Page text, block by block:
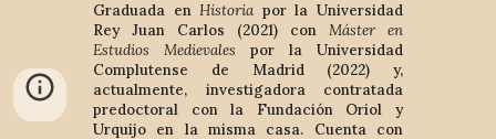
Graduada enHistoriapor la Universidad
Rey Juan Carlos (2021) con Máster en
Estudios Medievales por la Universidad
Complutense de Madrid (2022) y,
actualmente, investigadora contratada
predoctoral con la Fundación Oriol y
Urquijo en la misma casa. Cuenta con